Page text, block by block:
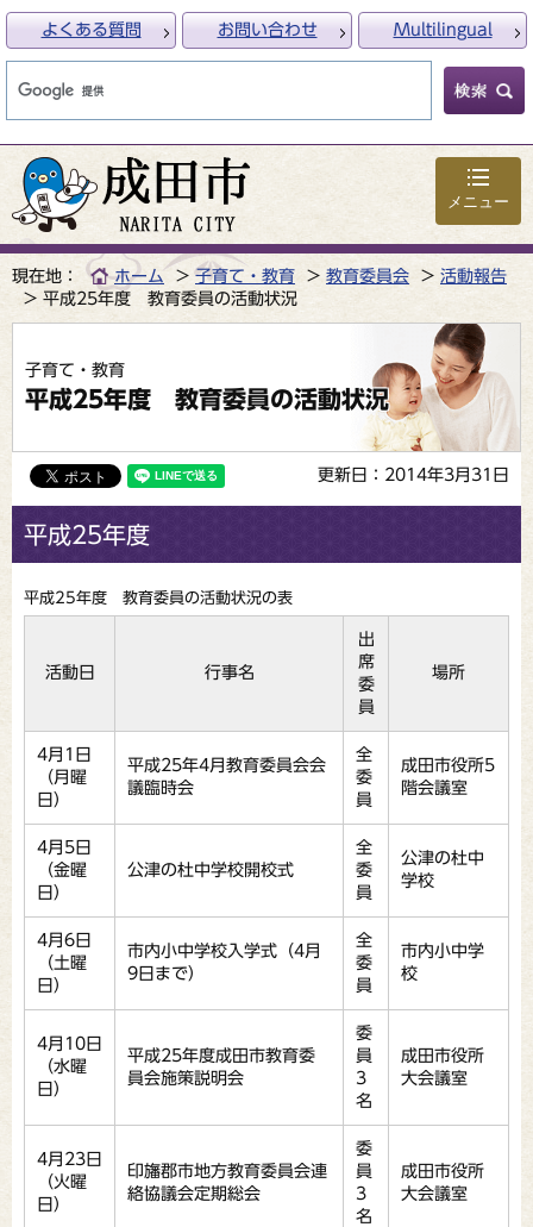
メニュー
よくある質問 お問い合わせ Multilingual
現在地： ホーム 子育て・教育 教育委員会
活動報告
平成25年度 教育委員の活動状況
子育て・教育
平成25年度 教育委員の活動状況
更新日：2014年3月31日
平成25年度
平成25年度 教育委員の活動状況の表
活動日 行事名
出
席
委
員
場所
4月1日
（月曜
日）
平成25年4月教育委員会会
議臨時会
全
委
員
成田市役所5
階会議室
4月5日
（金曜
日）
公津の杜中学校開校式
全
委
員
公津の杜中
学校
4月6日
（土曜
日）
市内小中学校入学式（4月
9日まで）
全
委
員
市内小中学
校
4月10日
（水曜
日）
平成25年度成田市教育委
員会施策説明会
委
員
3
名
成田市役所
大会議室
4月23日
（火曜
日）
印旛郡市地方教育委員会連
絡協議会定期総会
委
員
3
名
成田市役所
大会議室